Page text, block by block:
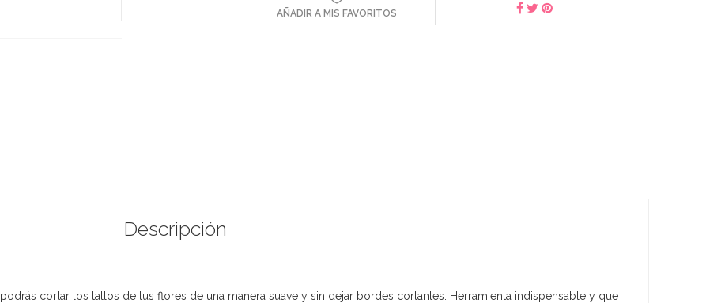
AÑADIR A MIS FAVORITOS
Descripción
podrás cortar los tallos de tus flores de una manera suave y sin dejar bordes cortantes. Herramienta indispensable y que